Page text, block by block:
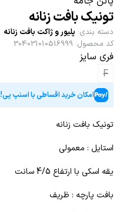
تونیک بافت زنانه
دسته بندی: پلیور و ژاکت بافت زنانه
کد محصول:
304031010516999
فری سایز
F
امکان خرید اقساطی با اسنپ پی!
تونیک بافت زنانه
استایل : معمولی
یقه اسکی با ارتفاع 4/5 سانت
بافت پارچه : ظریف